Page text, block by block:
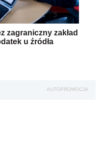
zagraniczny zakład
u źródła
AUTOPROMOCJA